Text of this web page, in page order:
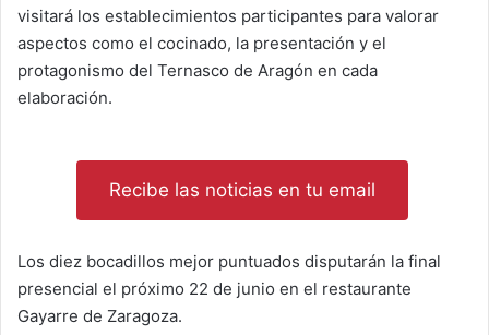
visitará los establecimientos participantes para valorar
aspectos como el cocinado, la presentación y el
protagonismo del Ternasco de Aragón en cada
elaboración.
Recibe las noticias en tu email
Los diez bocadillos mejor puntuados disputarán la final
presencial el próximo 22 de junio en el restaurante
Gayarre de Zaragoza.